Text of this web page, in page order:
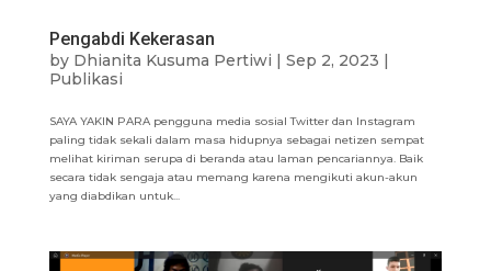
Pengabdi Kekerasan
by Dhianita Kusuma Pertiwi | Sep 2, 2023 |
Publikasi
SAYA YAKIN PARA pengguna media sosial Twitter dan Instagram
paling tidak sekali dalam masa hidupnya sebagai netizen sempat
melihat kiriman serupa di beranda atau laman pencariannya. Baik
secara tidak sengaja atau memang karena mengikuti akun-akun
yang diabdikan untuk...